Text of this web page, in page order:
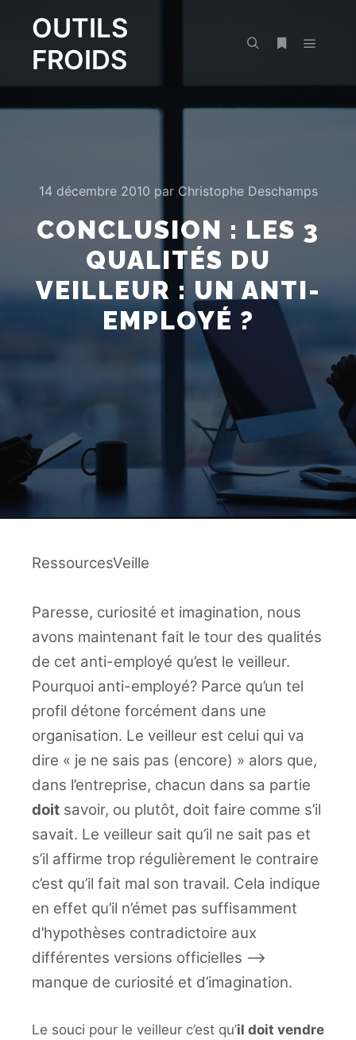
OUTILS
FROIDS
14 décembre 2010 par Christophe Deschamps
CONCLUSION : LES 3
QUALITÉS DU
VEILLEUR : UN ANTI-
EMPLOYÉ ?
RessourcesVeille
Paresse, curiosité et imagination, nous
avons maintenant fait le tour des qualités
de cet anti-employé qu’est le veilleur.
Pourquoi anti-employé? Parce qu’un tel
profil détone forcément dans une
organisation. Le veilleur est celui qui va
dire « je ne sais pas (encore) » alors que,
dans l’entreprise, chacun dans sa partie
doit savoir, ou plutôt, doit faire comme s’il
savait. Le veilleur sait qu’il ne sait pas et
s’il affirme trop régulièrement le contraire
c’est qu’il fait mal son travail. Cela indique
en effet qu’il n’émet pas suffisamment
d’hypothèses contradictoire aux
différentes versions officielles –>
manque de curiosité et d’imagination.
Le souci pour le veilleur c’est qu’il doit vendre